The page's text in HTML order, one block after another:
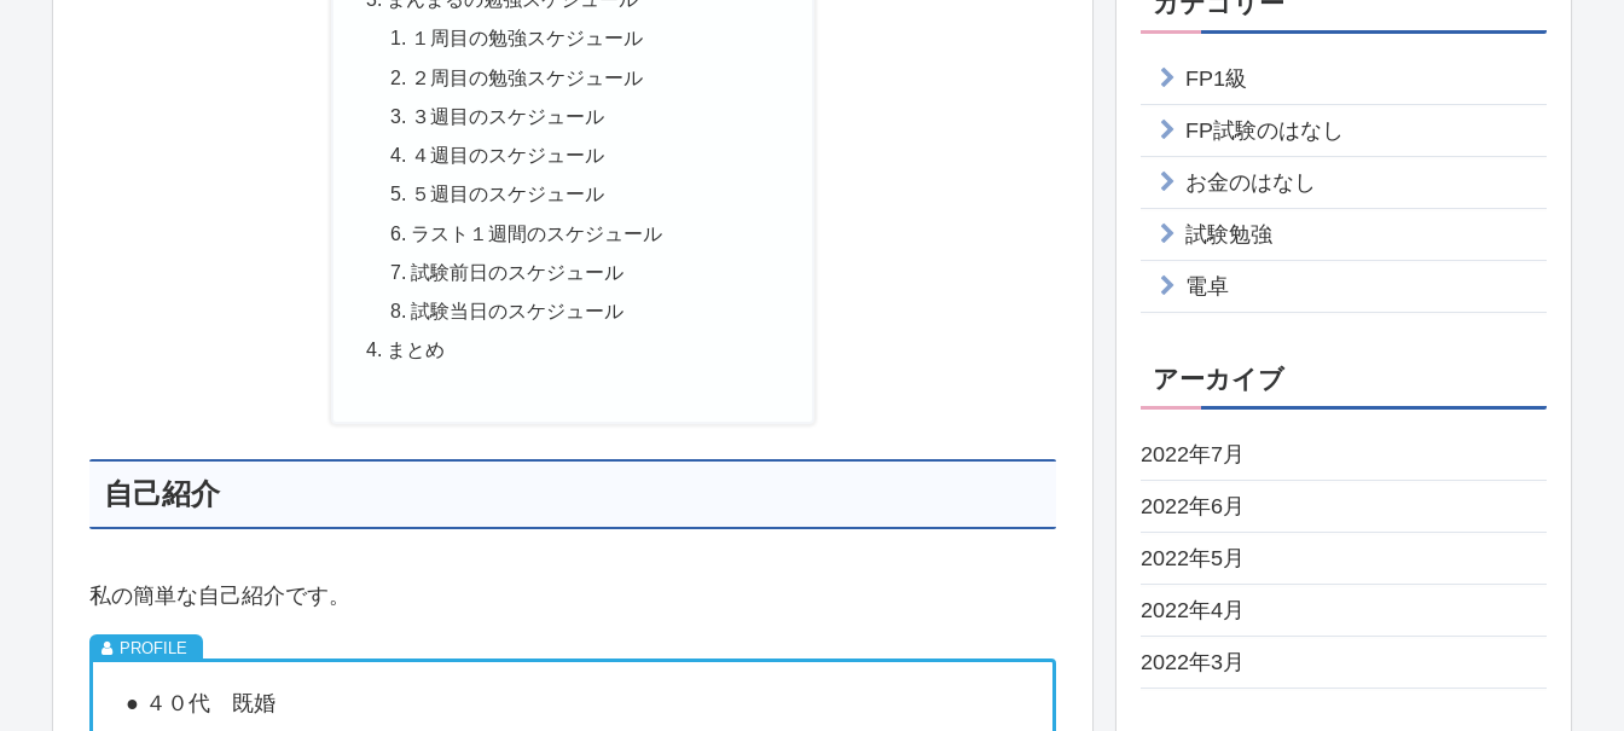
１周目の勉強スケジュール
２周目の勉強スケジュール
３週目のスケジュール
４週目のスケジュール
５週目のスケジュール
ラスト１週間のスケジュール
試験前日のスケジュール
試験当日のスケジュール
まとめ
自己紹介
私の簡単な自己紹介です。
● ４０代 既婚
FP1級
FP試験のはなし
お金のはなし
試験勉強
電卓
アーカイブ
2022年7月
2022年6月
2022年5月
2022年4月
2022年3月